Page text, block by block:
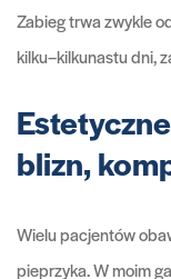
Zabieg trwa zwykle
kilku–kilkunastu dni,
blizn,
Wielu pacjentów
pieprzyka. W moim